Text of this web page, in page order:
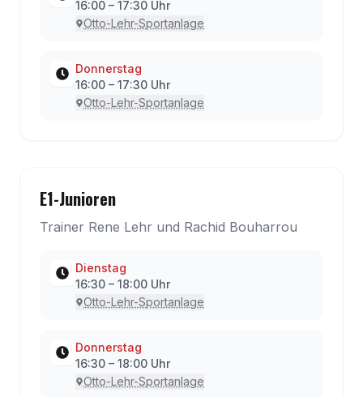
16:00 – 17:30 Uhr
Otto-Lehr-Sportanlage
Donnerstag
16:00 – 17:30 Uhr
Otto-Lehr-Sportanlage
E1-Junioren
Trainer Rene Lehr und Rachid Bouharrou
Dienstag
16:30 – 18:00 Uhr
Otto-Lehr-Sportanlage
Donnerstag
16:30 – 18:00 Uhr
Otto-Lehr-Sportanlage